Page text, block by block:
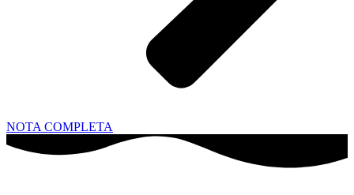
NOTA COMPLETA